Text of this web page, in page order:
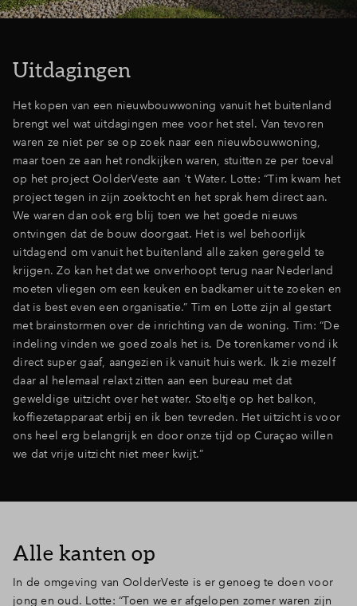
Uitdagingen
Het kopen van een nieuwbouwwoning vanuit het buitenland
brengt wel wat uitdagingen mee voor het stel. Van tevoren
waren ze niet per se op zoek naar een nieuwbouwwoning,
maar toen ze aan het rondkijken waren, stuitten ze per toeval
op het project OolderVeste aan 't Water. Lotte: “Tim kwam het
project tegen in zijn zoektocht en het sprak hem direct aan.
We waren dan ook erg blij toen we het goede nieuws
ontvingen dat de bouw doorgaat. Het is wel behoorlijk
uitdagend om vanuit het buitenland alle zaken geregeld te
krijgen. Zo kan het dat we onverhoopt terug naar Nederland
moeten vliegen om een keuken en badkamer uit te zoeken en
dat is best even een organisatie.” Tim en Lotte zijn al gestart
met brainstormen over de inrichting van de woning. Tim: “De
indeling vinden we goed zoals het is. De torenkamer vond ik
direct super gaaf, aangezien ik vanuit huis werk. Ik zie mezelf
daar al helemaal relaxt zitten aan een bureau met dat
geweldige uitzicht over het water. Stoeltje op het balkon,
koffiezetapparaat erbij en ik ben tevreden. Het uitzicht is voor
ons heel erg belangrijk en door onze tijd op Curaçao willen
we dat vrije uitzicht niet meer kwijt.”
Alle kanten op
In de omgeving van OolderVeste is er genoeg te doen voor
jong en oud. Lotte: “Toen we er afgelopen zomer waren zijn